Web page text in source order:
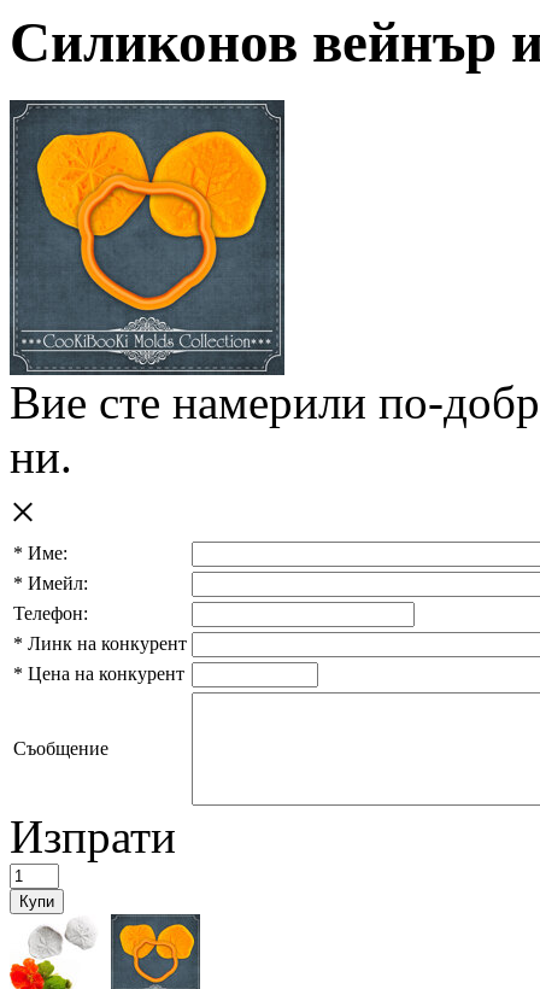
Силиконов вейнър
Вие сте намерили по-
ни.
×
* Име:
* Имейл:
Телефон:
* Линк на конкурент
* Цена на конкурент
Съобщение
Изпрати